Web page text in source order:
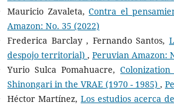
Mauricio Zavaleta,Contra el
Amazon: No. 35 (2022)
Frederica Barclay , Fernando Santos,
despojo territorial) , Peruvian Amazon:
Yurio Sulca Pomahuacre,
Shinongari in the VRAE (1970 - 1985) ,
Héctor Martínez,Los estudios acerca